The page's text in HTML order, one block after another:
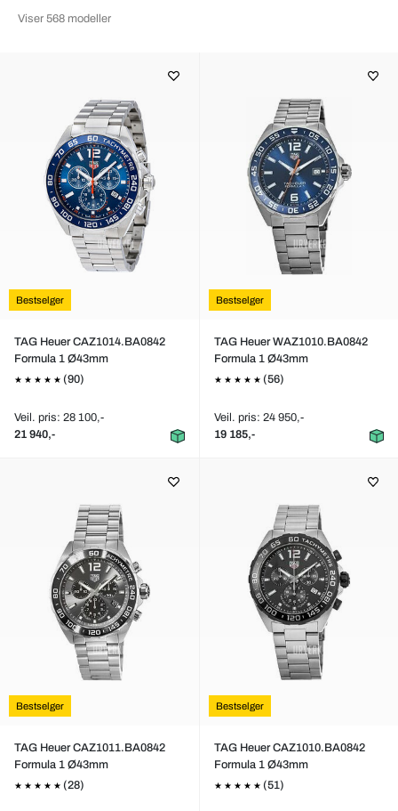
Viser 568 modeller
Bestselger
TAG Heuer CAZ1014.BA0842
Formula 1 Ø43mm
(90)
Veil. pris: 28 100,-
21 940,-
Bestselger
TAG Heuer WAZ1010.BA0842
Formula 1 Ø43mm
(56)
Veil. pris: 24 950,-
19 185,-
Bestselger
TAG Heuer CAZ1011.BA0842
Formula 1 Ø43mm
(28)
Bestselger
TAG Heuer CAZ1010.BA0842
Formula 1 Ø43mm
(51)